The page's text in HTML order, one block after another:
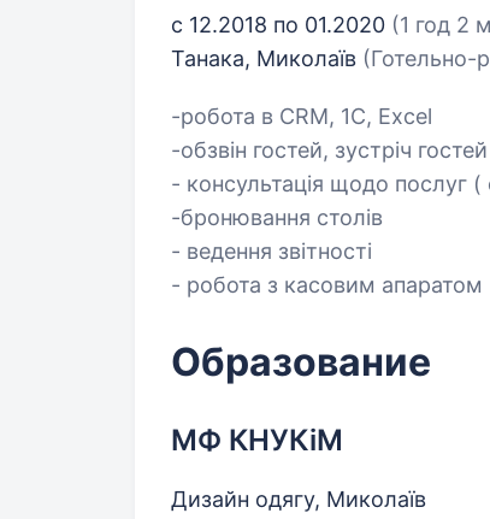
с 12.2018 по 01.2020 (1 год 2
Танака, Миколаїв (Готельно-
-робота в CRM, 1C, Exсеl
-обзвін гостей, зустріч гостей
- консультація щодо послуг (
-бронювання столів
- ведення звітності
- робота з касовим апаратом
Образование
МФ КНУКіМ
Дизайн одягу, Миколаїв